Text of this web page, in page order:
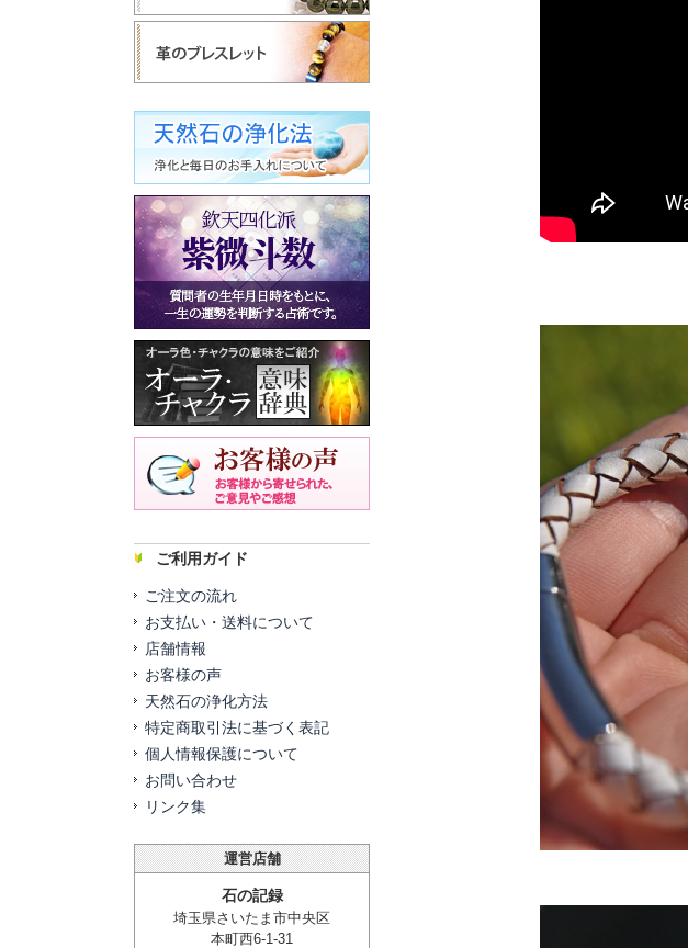
ご利用ガイド
ご注文の流れ
お支払い・送料について
店舗情報
お客様の声
天然石の浄化方法
特定商取引法に基づく表記
個人情報保護について
お問い合わせ
リンク集
運営店舗
石の記録
埼玉県さいたま市中央区
本町西6-1-31